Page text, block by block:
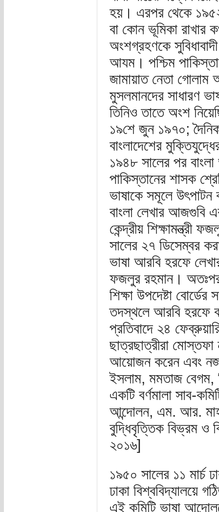
হয়। এরপর থেকে
বা কোন ভূমিকা রাখার
অংশগ্রহণকে
আযম। পশ্চিম
জামায়াত নেতা
মুসলমানদের সাধারণ
তিনিও তাতে অংশ
১৯শে জুন ১৯৭০;
বাংলাদেশের
১৯৪৮ সালের পর
পাকিস্তানের শাসক
ভাষাকে সমূলে
বাংলা লেখার আজগুবি
কেন্দ্রীয় শিক্ষামন্ত্রী
সালের ২৭ ডিসেম্বর
ভাষা আরবি হরফে
ফজলুর রহমান। অতঃপর
শিক্ষা উপদেষ্টা
তদস্থলে আরবি হরফে
প্রতিবাদে ২৪
ছাত্রছাত্রীরা
আয়োজন করেন এবং
ইসলাম, মমতাজ বেগম,
একটি বর্ণমালা সাব-
আন্দোলন, এম. আর.
বুদ্ধিবৃত্তিক বিভ্রম ও
২০১৬]
১৯৫০ সালের ১১ মার্চ
ঢাকা বিশ্ববিদ্যালয়ে
এই কমিটি ভাষা